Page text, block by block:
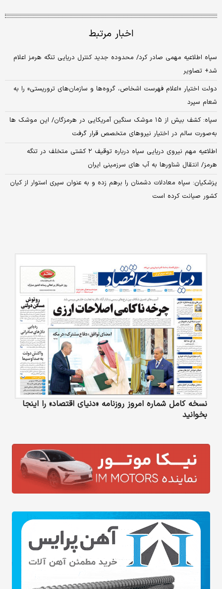
اخبار مرتبط
سپاه اطلاعیه مهمی صادر کرد/ محدوده جدید کنترل دریایی تنگه هرمز اعلام
شد+ تصاویر
دولت اختیار «اعلام فهرست اشخاص، گروه‌ها و سازمان‌های تروریستی» را به
شعام سپرد
سپاه: کشف بیش از ۱۵ موشک سنگین آمریکایی در هرمزگان/ این موشک ها
به‌صورت سالم در اختیار نیرو‌های متخصص قرار گرفت
اطلاعیه مهم نیروی دریایی سپاه درباره توقیف ۲ کشتی متخلف در تنگه
هرمز/ انتقال شناورها به آب های سرزمینی ایران
پزشکیان: سپاه معادلات دشمنان را برهم زده و به‌ عنوان سپری استوار از کیان
کشور صیانت کرده است
نسخه کامل شماره امروز روزنامه «دنیای‌ اقتصاد» را اینجا
بخوانید